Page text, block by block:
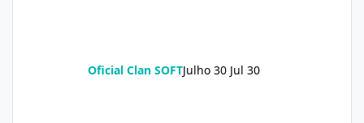
Oficial Clan SOFTJulho 30 Jul 30